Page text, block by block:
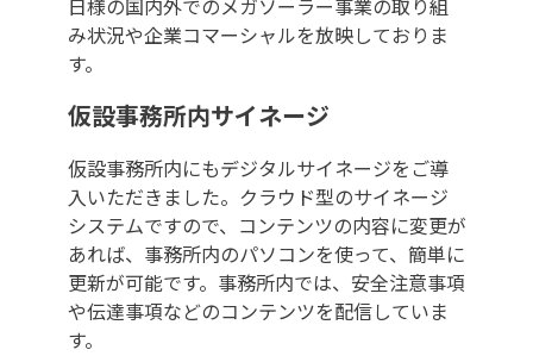
日様の国内外でのメガソーラー事業の取り組
み状況や企業コマーシャルを放映しておりま
す。
仮設事務所内サイネージ
仮設事務所内にもデジタルサイネージをご導
入いただきました。クラウド型のサイネージ
システムですので、コンテンツの内容に変更が
あれば、事務所内のパソコンを使って、簡単に
更新が可能です。事務所内では、安全注意事項
や伝達事項などのコンテンツを配信していま
す。